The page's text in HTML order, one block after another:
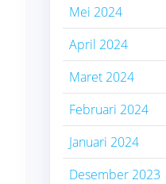
Mei 2024
April 2024
Maret 2024
Februari 2024
Januari 2024
Desember 2023